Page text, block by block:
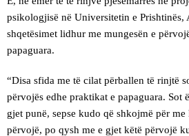
psikologjisë në Universitetin e Prishtinës,
shqetësimet lidhur me mungesën e
papaguara.
“Disa sfida me të cilat përballen të rinjtë
përvojës edhe praktikat e papaguara. Sot
gjet punë, sepse kudo që shkojmë për
përvojë, po qysh me e gjet këtë përvojë